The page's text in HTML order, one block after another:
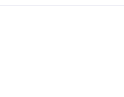
方法可查看所有可用的元